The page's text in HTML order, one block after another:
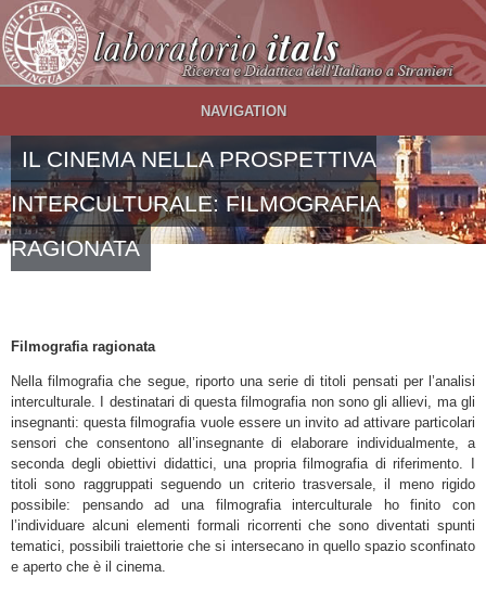
Salta al contenuto principale
NAVIGATION
IL CINEMA NELLA PROSPETTIVA
INTERCULTURALE: FILMOGRAFIA
RAGIONATA
Filmografia ragionata
Nella filmografia che segue, riporto una serie di titoli pensati per l’analisi
interculturale. I destinatari di questa filmografia non sono gli allievi, ma gli
insegnanti: questa filmografia vuole essere un invito ad attivare particolari
sensori che consentono all’insegnante di elaborare individualmente, a
seconda degli obiettivi didattici, una propria filmografia di riferimento. I
titoli sono raggruppati seguendo un criterio trasversale, il meno rigido
possibile: pensando ad una filmografia interculturale ho finito con
l’individuare alcuni elementi formali ricorrenti che sono diventati spunti
tematici, possibili traiettorie che si intersecano in quello spazio sconfinato
e aperto che è il cinema.